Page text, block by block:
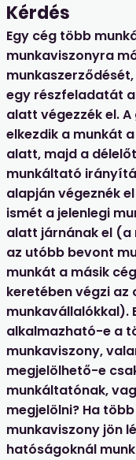
Kérdés
Egy cég több
munkaviszonyra
egy részfeladatát
alatt végezzék el.
elkezdik a munkát
alatt, majd a
munkáltató
alapján végeznék
ismét a jelenlegi
alatt járnának el (a
az utóbb bevont
munkát a másik
keretében végzi az
munkavállalókkal).
alkalmazható-e a
munkaviszony,
megjelölhető-e
munkáltatónak,
megjelölni? Ha
munkaviszony jön
hatóságoknál